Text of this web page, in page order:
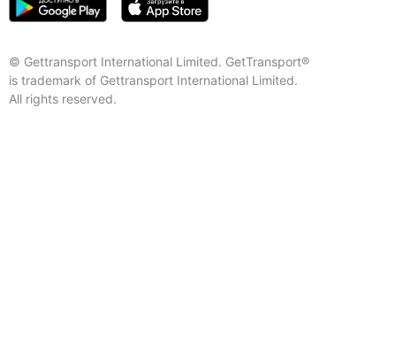
© Gettransport International Limited. GetTransport®
is trademark of Gettransport International Limited.
All rights reserved.